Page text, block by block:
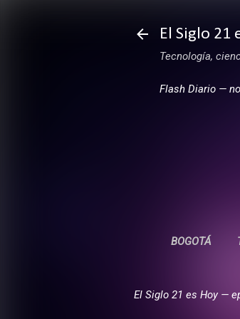
El Siglo 21
Tecnología,
Flash Diario —
BOGOTÁ
El Siglo 21 es Hoy —